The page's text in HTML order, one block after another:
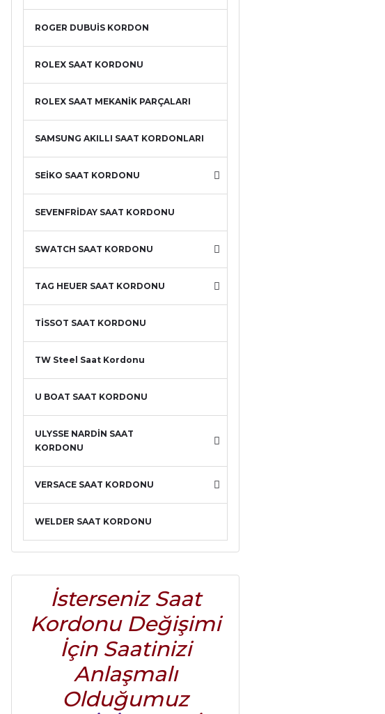
ROGER DUBUİS KORDON
ROLEX SAAT KORDONU
ROLEX SAAT MEKANİK PARÇALARI
SAMSUNG AKILLI SAAT KORDONLARI
SEİKO SAAT KORDONU
SEVENFRİDAY SAAT KORDONU
SWATCH SAAT KORDONU
TAG HEUER SAAT KORDONU
TİSSOT SAAT KORDONU
TW Steel Saat Kordonu
U BOAT SAAT KORDONU
ULYSSE NARDİN SAAT
KORDONU
VERSACE SAAT KORDONU
WELDER SAAT KORDONU
İsterseniz Saat
Kordonu Değişimi
İçin Saatinizi
Anlaşmalı
Olduğumuz